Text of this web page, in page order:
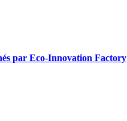
par Eco-Innovation Factory